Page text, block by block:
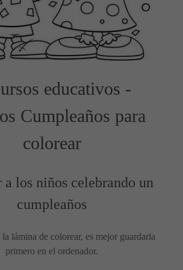
educativos -
Cumpleaños para
colorear
a los niños celebrando un
cumpleaños
lámina de colorear, es mejor guardarla
primero en el ordenador.